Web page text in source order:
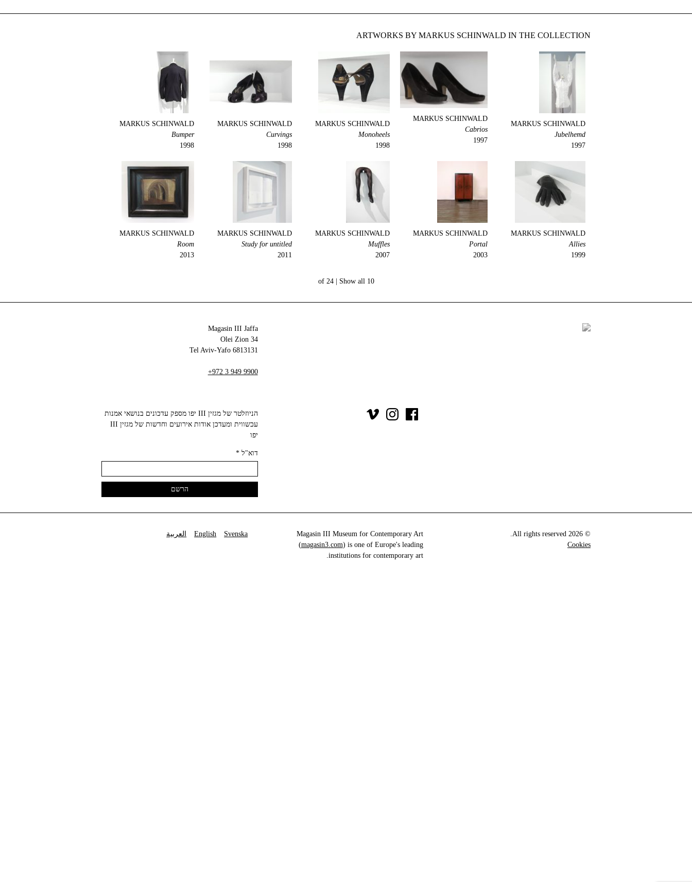
ARTWORKS BY MARKUS SCHINWALD IN THE COLLECTION
MARKUS SCHINWALD
Jubelhemd
1997
MARKUS SCHINWALD
Cabrios
1997
MARKUS SCHINWALD
Monoheels
1998
MARKUS SCHINWALD
Curvings
1998
MARKUS SCHINWALD
Bumper
1998
MARKUS SCHINWALD
Allies
1999
MARKUS SCHINWALD
Portal
2003
MARKUS SCHINWALD
Muffles
2007
MARKUS SCHINWALD
Study for untitled
2011
MARKUS SCHINWALD
Room
2013
10 of 24 |
Show all
Magasin III Jaffa
34 Olei Zion
6813131 Tel Aviv-Yafo
+972 3 949 9900
הניוזלטר של מגזין III יפו מספק עדכונים בנושאי אמנות
עכשווית ומעדכן אודות אירועים וחדשות של מגזין III
יפו‬
דוא"ל*
Svenska
English العربية
Magasin III Museum for Contemporary Art
(magasin3.com) is one of Europe's leading
institutions for contemporary art.
© 2026 All rights reserved.
Cookies